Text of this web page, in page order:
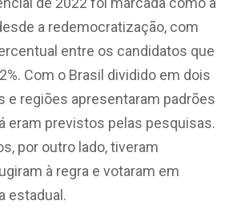
a redemocratização, com
entre os candidatos que
Com o Brasil dividido em dois
e regiões apresentaram padrões
eram previstos pelas pesquisas.
por outro lado, tiveram
à regra e votaram em
estadual.